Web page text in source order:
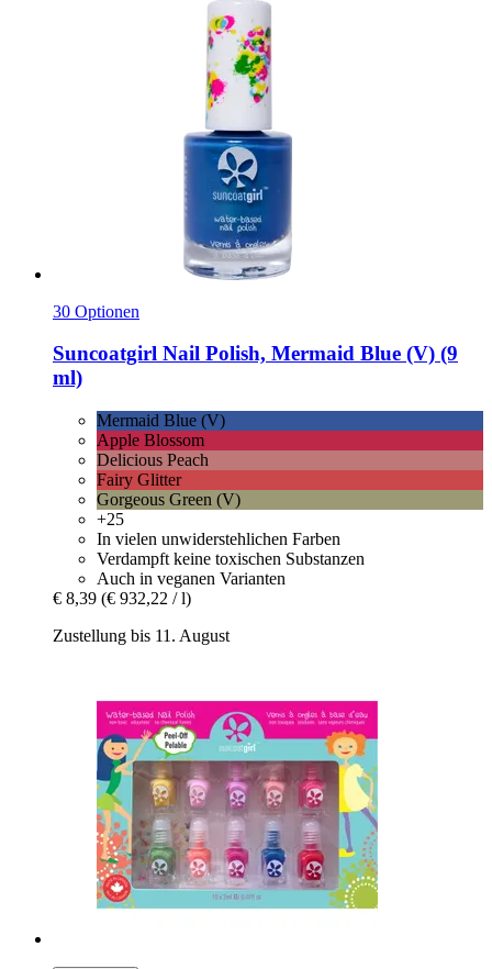
30 Optionen
Suncoatgirl Nail Polish, Mermaid Blue (V) (9
ml)
Mermaid Blue (V)
Apple Blossom
Delicious Peach
Fairy Glitter
Gorgeous Green (V)
+25
In vielen unwiderstehlichen Farben
Verdampft keine toxischen Substanzen
Auch in veganen Varianten
€ 8,39 (€ 932,22 / l)
Zustellung bis 11. August